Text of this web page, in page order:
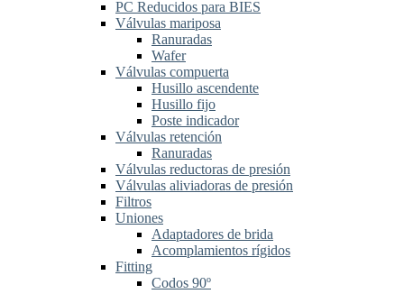
PC Reducidos para BIES
Válvulas mariposa
Ranuradas
Wafer
Válvulas compuerta
Husillo ascendente
Husillo fijo
Poste indicador
Válvulas retención
Ranuradas
Válvulas reductoras de presión
Válvulas aliviadoras de presión
Filtros
Uniones
Adaptadores de brida
Acomplamientos rígidos
Fitting
Codos 90º